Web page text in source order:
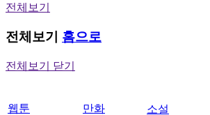
전체보기
전체보기 홈으로
전체보기 닫기
웹툰
만화
소설